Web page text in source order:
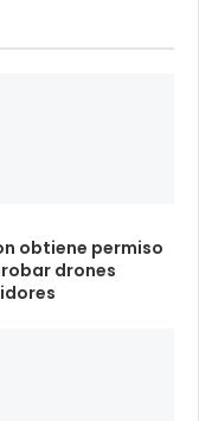
obtiene permiso
drones